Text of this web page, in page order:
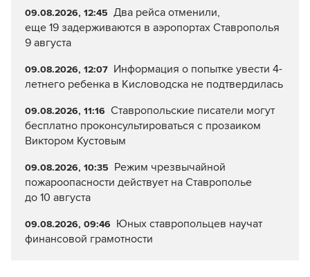
09.08.2026, 12:45 Два рейса отменили,
еще 19 задерживаются в аэропортах Ставрополья
9 августа
09.08.2026, 12:07 Информация о попытке увести 4-
летнего ребенка в Кисловодска не подтвердилась
09.08.2026, 11:16 Ставропольские писатели могут
бесплатно проконсультироваться с прозаиком
Виктором Кустовым
09.08.2026, 10:35 Режим чрезвычайной
пожароопасности действует на Ставрополье
до 10 августа
09.08.2026, 09:46 Юных ставропольцев научат
финансовой грамотности